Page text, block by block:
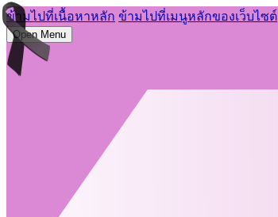
ข้ามไปที่เนื้อหาหลัก ข้ามไปที่เมนูหลักของเว็บไซต์
Open Menu